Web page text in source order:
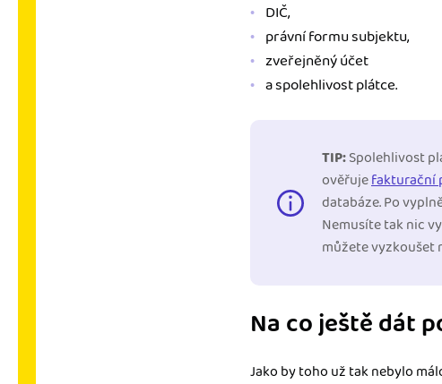
DIČ,
právní formu subjektu,
zveřejněný účet
a spolehlivost plátce.
TIP:Spolehlivost
ověřujefakturační
databáze. Po
Nemusíte tak nic
můžete vyzkoušet
Na co ještě dát
Jako by toho už tak nebylo